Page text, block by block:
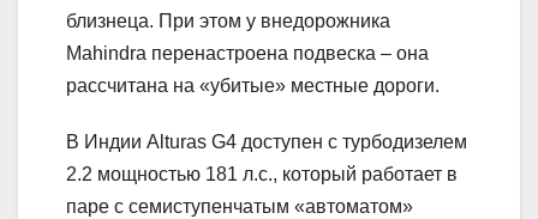
близнеца. При этом у внедорожника
Mahindra перенастроена подвеска – она
рассчитана на «убитые» местные дороги.
В Индии Alturas G4 доступен с турбодизелем
2.2 мощностью 181 л.с., который работает в
паре с семиступенчатым «автоматом»